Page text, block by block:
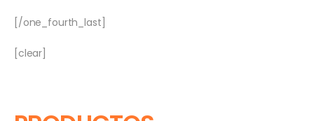
[/one_fourth_last]
[clear]